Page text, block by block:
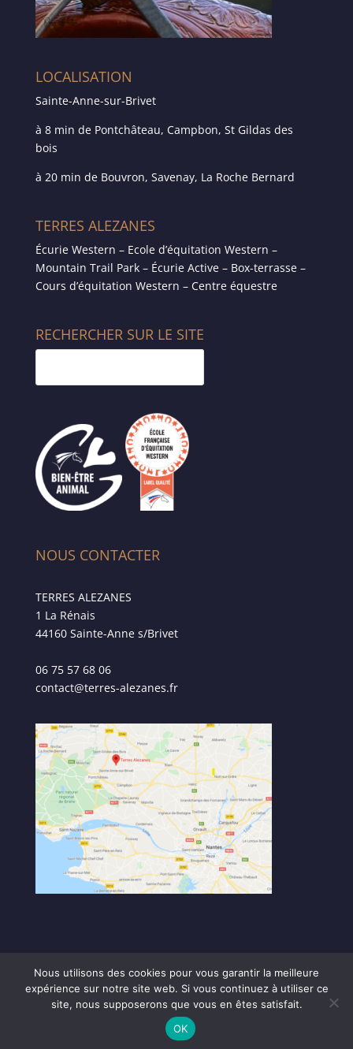
LOCALISATION
Sainte-Anne-sur-Brivet
à 8 min de Pontchâteau, Campbon, St Gildas des
bois
à 20 min de Bouvron, Savenay, La Roche Bernard
TERRES ALEZANES
Écurie Western – Ecole d’équitation Western –
Mountain Trail Park – Écurie Active – Box-terrasse –
Cours d’équitation Western – Centre équestre
RECHERCHER SUR LE SITE
NOUS CONTACTER
TERRES ALEZANES
1 La Rénais
44160 Sainte-Anne s/Brivet
06 75 57 68 06
contact@terres-alezanes.fr
Copyright Terres Alezanes - RéalisationGreg Niro
Mentions légales et politique de confidentialité
Nous utilisons des cookies pour vous garantir la meilleure
expérience sur notre site web. Si vous continuez à utiliser ce
site, nous supposerons que vous en êtes satisfait.
OK